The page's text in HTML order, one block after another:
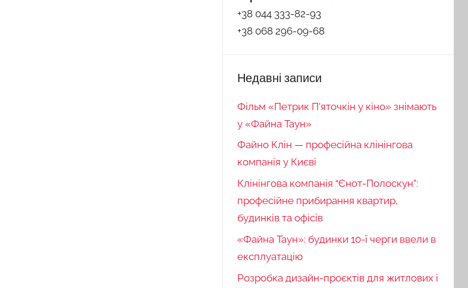
+38 044 333-82-93
+38 068 296-09-68
Недавні записи
Фільм «Петрик П’яточкін у кіно» знімають
у «Файна Таун»
Файно Клін — професійна клінінгова
компанія у Києві
Клінінгова компанія “Єнот-Полоскун”:
професійне прибирання квартир,
будинків та офісів
«Файна Таун»: будинки 10-ї черги ввели в
експлуатацію
Розробка дизайн-проєктів для житлових і